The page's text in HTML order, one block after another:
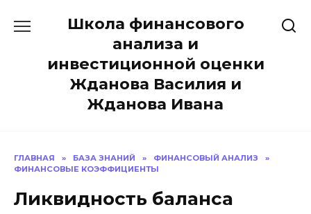
Школа финансового
анализа и
инвестиционной оценки
Жданова Василия и
Жданова Ивана
ГЛАВНАЯ » БАЗА ЗНАНИЙ » ФИНАНСОВЫЙ АНАЛИЗ
»
ФИНАНСОВЫЕ КОЭФФИЦИЕНТЫ
Ликвидность баланса